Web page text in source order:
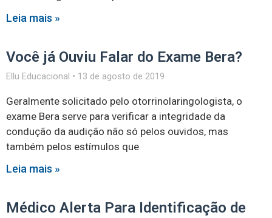
Leia mais »
Você já Ouviu Falar do Exame Bera?
Ellu Educacional 13 de agosto de 2019
Geralmente solicitado pelo otorrinolaringologista, o
exame Bera serve para verificar a integridade da
condução da audição não só pelos ouvidos, mas
também pelos estímulos que
Leia mais »
Médico Alerta Para Identificação de